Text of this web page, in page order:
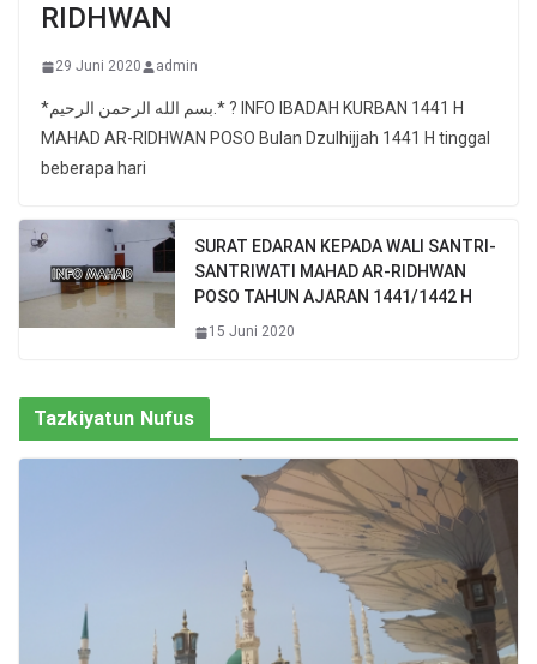
RIDHWAN
29 Juni 2020 admin
*بسم الله الرحمن الرحيم.* ? INFO IBADAH KURBAN 1441 H
MAHAD AR-RIDHWAN POSO Bulan Dzulhijjah 1441 H tinggal
beberapa hari
SURAT EDARAN KEPADA WALI SANTRI-
SANTRIWATI MAHAD AR-RIDHWAN
POSO TAHUN AJARAN 1441/1442 H
15 Juni 2020
Tazkiyatun Nufus